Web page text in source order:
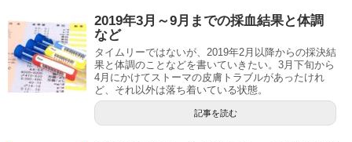
2019年3月～9月までの採血結果と体調
など
タイムリーではないが、2019年2月以降からの採決結
果と体調のことなどを書いていきたい。3月下旬から
4月にかけてストーマの皮膚トラブルがあったけれ
ど、それ以外は落ち着いている状態。
記事を読む